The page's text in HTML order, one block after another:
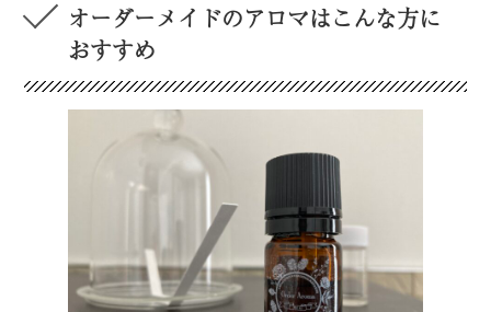
オーダーメイドのアロマはこんな方に
おすすめ